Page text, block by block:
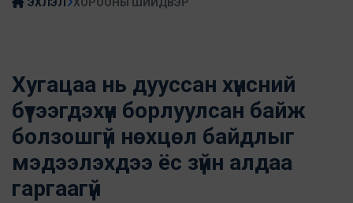
ЭХЛЭЛ ХОРООНЫ ШИЙДВЭР
Хугацаа нь дууссан хүнсний
бүтээгдэхүүн борлуулсан байж
болзошгүй нөхцөл байдлыг
мэдээлэхдээ ёс зүйн алдаа
гаргаагүй